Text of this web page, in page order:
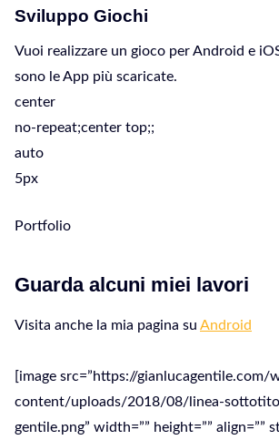
Sviluppo Giochi
Vuoi realizzare un gioco per Android e
sono le App più scaricate.
center
no-repeat;center top;;
auto
5px
Portfolio
Guarda alcuni miei lavori
Visita anche la mia pagina su Android
[image src=”https://gianlucagentile.com/
content/uploads/2018/08/linea-
gentile.png” width=”” height=”” align=””